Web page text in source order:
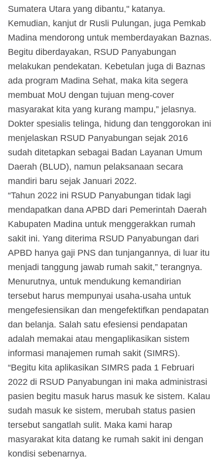
Sumatera Utara yang dibantu," katanya.
Kemudian, kanjut dr Rusli Pulungan, juga Pemkab
Madina mendorong untuk memberdayakan Baznas.
Begitu diberdayakan, RSUD Panyabungan
melakukan pendekatan. Kebetulan juga di Baznas
ada program Madina Sehat, maka kita segera
membuat MoU dengan tujuan meng-cover
masyarakat kita yang kurang mampu,” jelasnya.
Dokter spesialis telinga, hidung dan tenggorokan ini
menjelaskan RSUD Panyabungan sejak 2016
sudah ditetapkan sebagai Badan Layanan Umum
Daerah (BLUD), namun pelaksanaan secara
mandiri baru sejak Januari 2022.
“Tahun 2022 ini RSUD Panyabungan tidak lagi
mendapatkan dana APBD dari Pemerintah Daerah
Kabupaten Madina untuk menggerakkan rumah
sakit ini. Yang diterima RSUD Panyabungan dari
APBD hanya gaji PNS dan tunjangannya, di luar itu
menjadi tanggung jawab rumah sakit,” terangnya.
Menurutnya, untuk mendukung kemandirian
tersebut harus mempunyai usaha-usaha untuk
mengefesiensikan dan mengefektifkan pendapatan
dan belanja. Salah satu efesiensi pendapatan
adalah memakai atau mengaplikasikan sistem
informasi manajemen rumah sakit (SIMRS).
“Begitu kita aplikasikan SIMRS pada 1 Februari
2022 di RSUD Panyabungan ini maka administrasi
pasien begitu masuk harus masuk ke sistem. Kalau
sudah masuk ke sistem, merubah status pasien
tersebut sangatlah sulit. Maka kami harap
masyarakat kita datang ke rumah sakit ini dengan
kondisi sebenarnya.